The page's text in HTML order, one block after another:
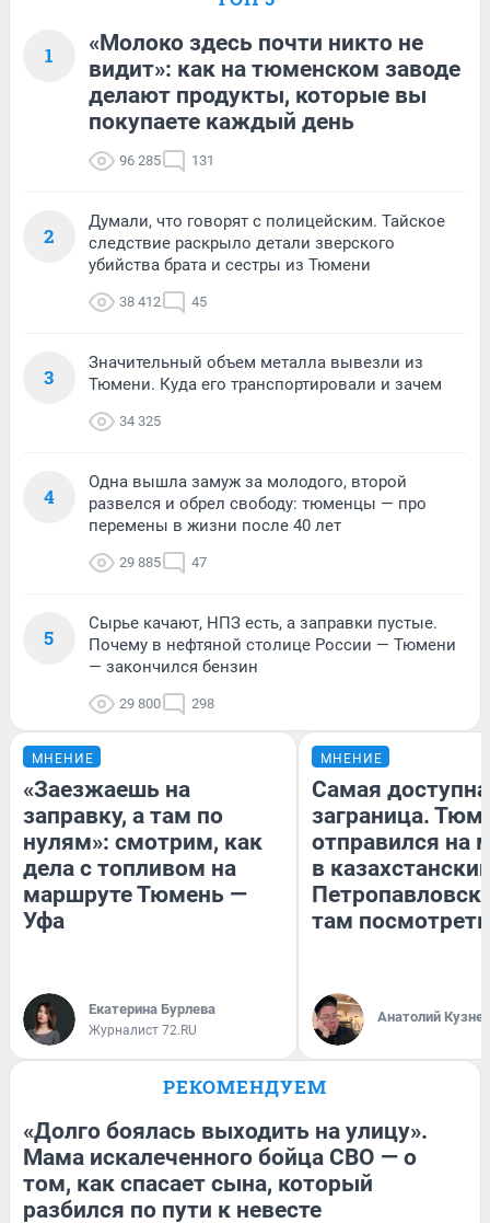
1
«Молоко здесь почти никто не
видит»: как на тюменском заводе
делают продукты, которые вы
покупаете каждый день
96 285 131
2
Думали, что говорят с полицейским. Тайское
следствие раскрыло детали зверского
убийства брата и сестры из Тюмени
38 412 45
3
Значительный объем металла вывезли из
Тюмени. Куда его транспортировали и зачем
34 325
4
Одна вышла замуж за молодого, второй
развелся и обрел свободу: тюменцы — про
перемены в жизни после 40 лет
29 885 47
5
Сырье качают, НПЗ есть, а заправки пустые.
Почему в нефтяной столице России — Тюмени
— закончился бензин
29 800 298
МНЕНИЕ
«Заезжаешь на
заправку, а там по
нулям»: смотрим, как
дела с топливом на
маршруте Тюмень —
Уфа
Екатерина Бурлева
Журналист 72.RU
МНЕНИЕ
Самая
заграница.
отправился на
в
там посмотреть
Анатолий
РЕКОМЕНДУЕМ
«Долго боялась выходить на улицу».
Мама искалеченного бойца СВО — о
том, как спасает сына, который
разбился по пути к невесте